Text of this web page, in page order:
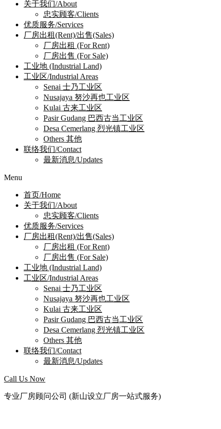
关于我们/About
忠实顾客/Clients
优质服务/Services
厂房出租(Rent)/出售(Sales)
厂房出租 (For Rent)
厂房出售 (For Sale)
工业地 (Industrial Land)
工业区/Industrial Areas
Senai 士乃工业区
Nusajaya 努沙再也工业区
Kulai 古来工业区
Pasir Gudang 巴西古当工业区
Desa Cemerlang 烈光镇工业区
Others 其他
联络我们/Contact
最新消息/Updates
Menu
首页/Home
关于我们/About
忠实顾客/Clients
优质服务/Services
厂房出租(Rent)/出售(Sales)
厂房出租 (For Rent)
厂房出售 (For Sale)
工业地 (Industrial Land)
工业区/Industrial Areas
Senai 士乃工业区
Nusajaya 努沙再也工业区
Kulai 古来工业区
Pasir Gudang 巴西古当工业区
Desa Cemerlang 烈光镇工业区
Others 其他
联络我们/Contact
最新消息/Updates
Call Us Now
专业厂房顾问公司 (新山设立厂房一站式服务)